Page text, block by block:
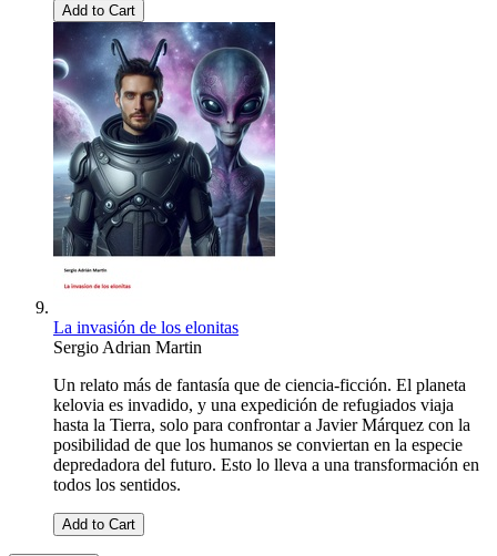
Add to Cart
La invasión de los elonitas
Sergio Adrian Martin
Un relato más de fantasía que de ciencia-ficción. El planeta
kelovia es invadido, y una expedición de refugiados viaja
hasta la Tierra, solo para confrontar a Javier Márquez con la
posibilidad de que los humanos se conviertan en la especie
depredadora del futuro. Esto lo lleva a una transformación en
todos los sentidos.
Add to Cart